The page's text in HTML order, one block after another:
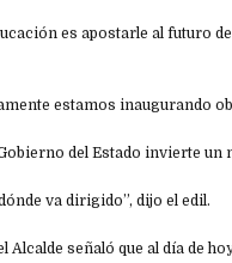
es apostarle al futuro
estamos inaugurando
del Estado invierte un
va dirigido”, dijo el edil.
Alcalde señaló que al día de